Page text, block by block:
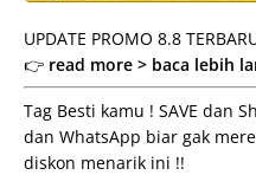
UPDATE PROMO 8.8
👉 read more > baca lebih
Tag Besti kamu ! SAVE dan
dan WhatsApp biar gak
diskon menarik ini !!